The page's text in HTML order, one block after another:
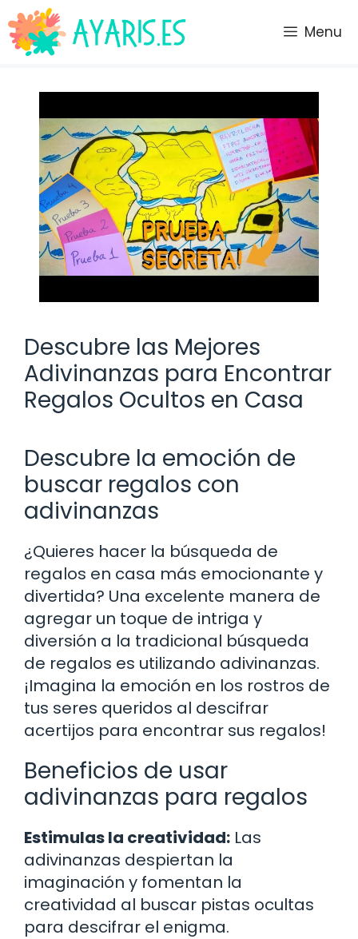
Saltar
al
contenido
Menu
Descubre las Mejores
Adivinanzas para Encontrar
Regalos Ocultos en Casa
Descubre la emoción de
buscar regalos con
adivinanzas
¿Quieres hacer la búsqueda de
regalos en casa más emocionante y
divertida? Una excelente manera de
agregar un toque de intriga y
diversión a la tradicional búsqueda
de regalos es utilizando adivinanzas.
¡Imagina la emoción en los rostros de
tus seres queridos al descifrar
acertijos para encontrar sus regalos!
Beneficios de usar
adivinanzas para regalos
Estimulas la creatividad: Las
adivinanzas despiertan la
imaginación y fomentan la
creatividad al buscar pistas ocultas
para descifrar el enigma.